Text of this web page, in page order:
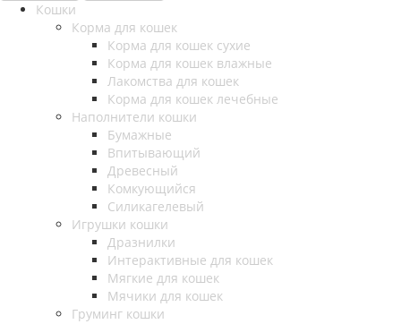
Кошки
Корма для кошек
Корма для кошек сухие
Корма для кошек влажные
Лакомства для кошек
Корма для кошек лечебные
Наполнители кошки
Бумажные
Впитывающий
Древесный
Комкующийся
Силикагелевый
Игрушки кошки
Дразнилки
Интерактивные для кошек
Мягкие для кошек
Мячики для кошек
Груминг кошки